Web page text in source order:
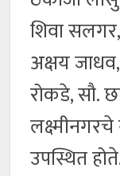
शिवा
अक्षय जाधव,
रोकडे, सौ.
उपस्थित